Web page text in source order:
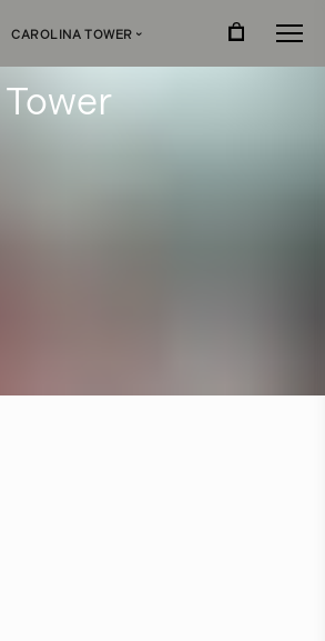
CAROLINA TOWER ›
Tower